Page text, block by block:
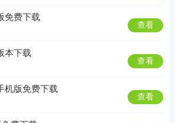
免费下载
查看
本下载
查看
机版免费下载
查看